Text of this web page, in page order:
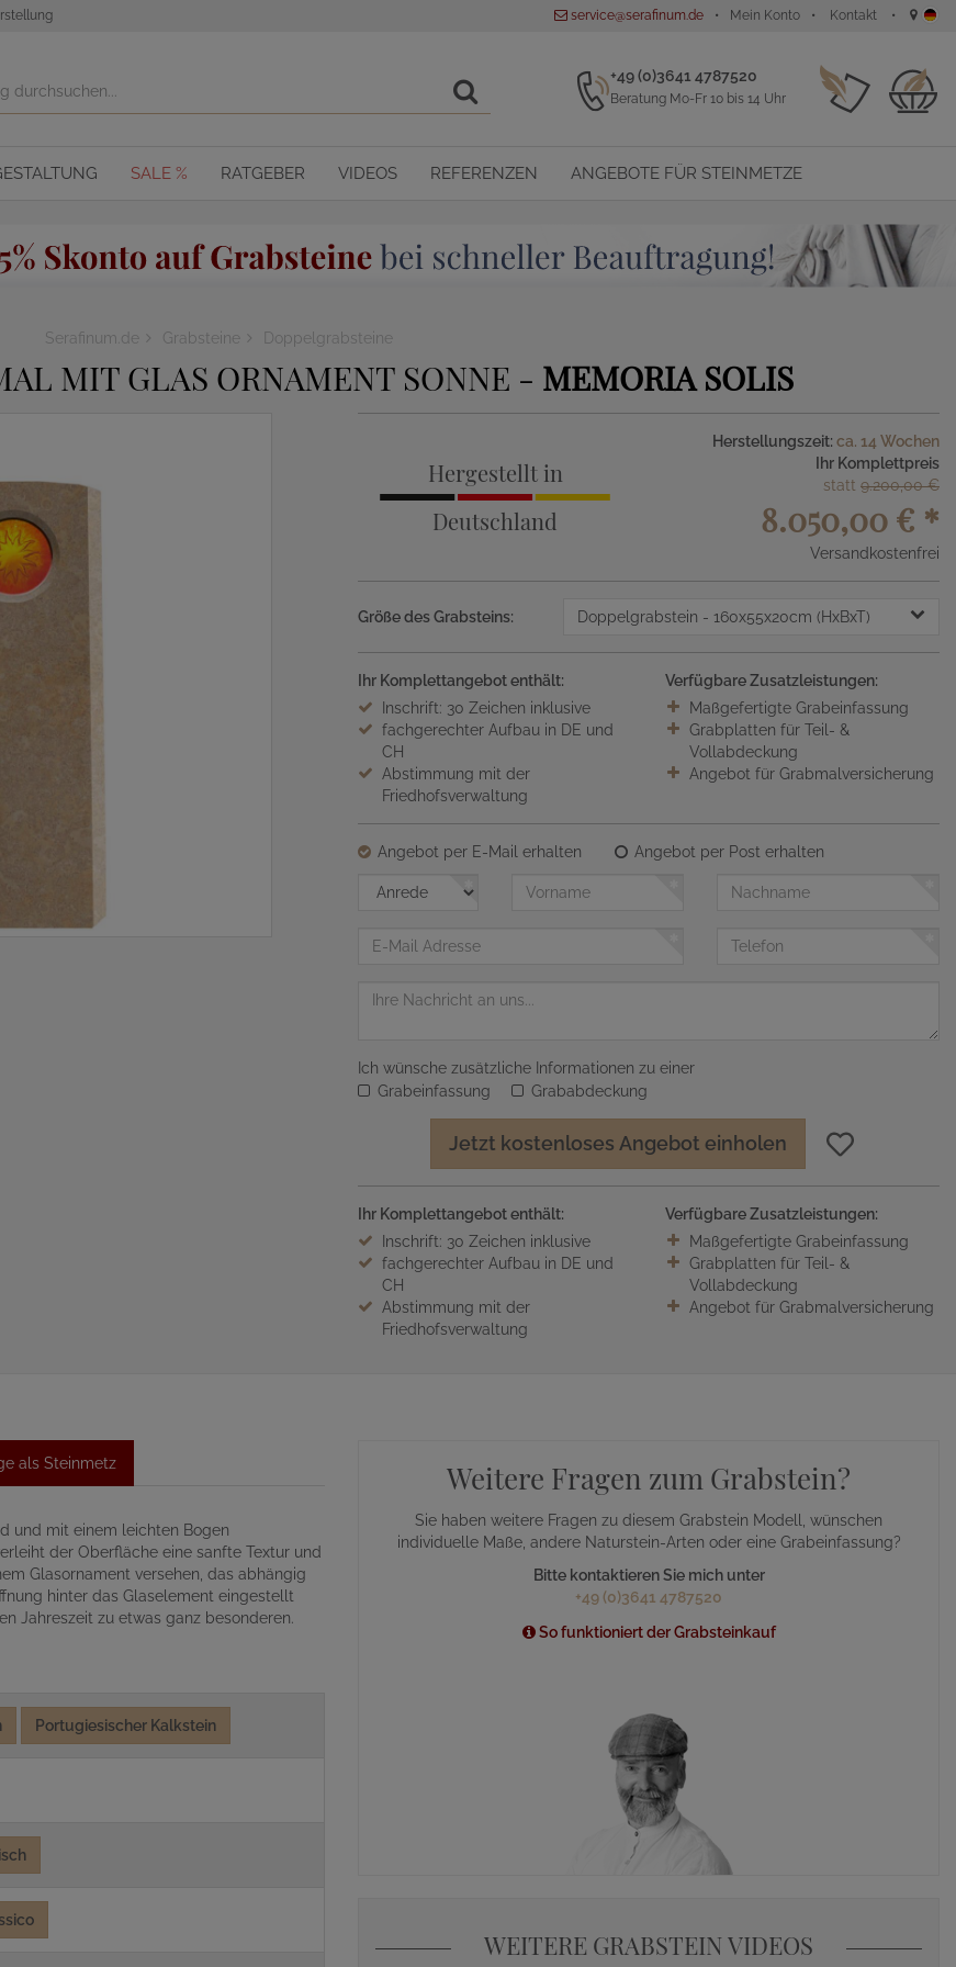
service@serafinum.de Mein Konto Kontakt
+49 (0)3641 4787520
Beratung Mo-Fr 10 bis 14 Uhr
SALE % RATGEBER VIDEOS REFERENZEN ANGEBOTE FÜR STEINMETZE
Serafinum.de Grabsteine Doppelgrabsteine
MIT GLAS ORNAMENT SONNE - MEMORIA SOLIS
Hergestellt in
Deutschland
Herstellungszeit: ca. 14 Wochen
Ihr Komplettpreis
statt 9.200,00 €
8.050,00 € *
Versandkostenfrei
Größe des Grabsteins: Doppelgrabstein - 160x55x20cm (HxBxT)
Ihr Komplettangebot enthält:
Inschrift: 30 Zeichen inklusive
fachgerechter Aufbau in DE und
CH
Abstimmung mit der
Friedhofsverwaltung
Verfügbare Zusatzleistungen:
Maßgefertigte Grabeinfassung
Grabplatten für Teil- &
Vollabdeckung
Angebot für Grabmalversicherung
Angebot per E-Mail erhalten
Angebot per Post erhalten
Anrede
Vorname Nachname
Telefon
Nachricht
Ich wünsche zusätzliche Informationen zu einer
Grabeinfassung
Grababdeckung
Jetzt kostenloses Angebot einholen
Ihr Komplettangebot enthält:
Inschrift: 30 Zeichen inklusive
fachgerechter Aufbau in DE und
CH
Abstimmung mit der
Friedhofsverwaltung
Verfügbare Zusatzleistungen:
Maßgefertigte Grabeinfassung
Grabplatten für Teil- &
Vollabdeckung
Angebot für Grabmalversicherung
als Steinmetz
und mit einem leichten Bogen
der Oberfläche eine sanfte Textur und
Glasornament versehen, das abhängig
hinter das Glaselement eingestellt
Jahreszeit zu etwas ganz besonderen.
Portugiesischer Kalkstein
Weitere Fragen zum Grabstein?
Sie haben weitere Fragen zu diesem Grabstein Modell, wünschen
individuelle Maße, andere Naturstein-Arten oder eine Grabeinfassung?
Bitte kontaktieren Sie mich unter
+49 (0)3641 4787520
So funktioniert der Grabsteinkauf
WEITERE GRABSTEIN VIDEOS